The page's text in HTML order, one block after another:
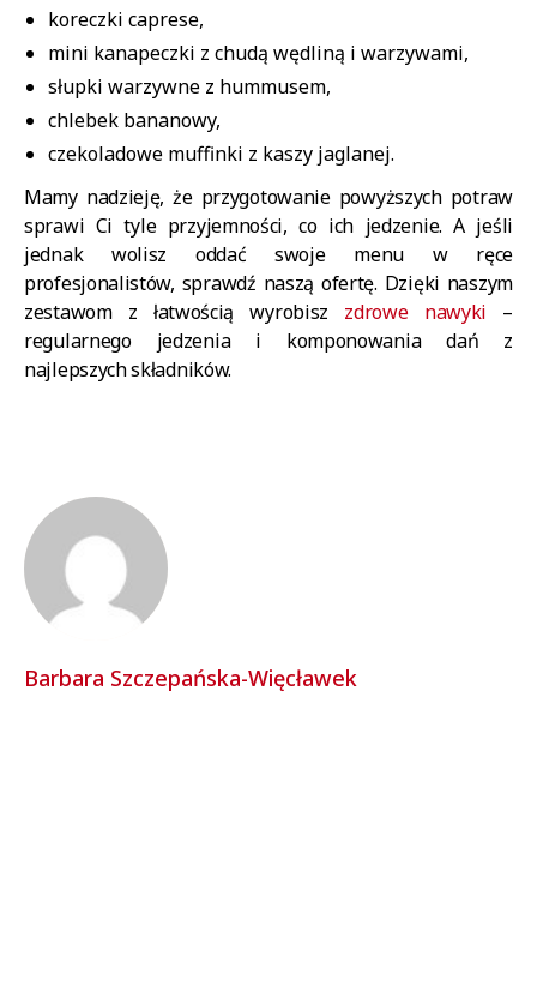
koreczki caprese,
mini kanapeczki z chudą wędliną i warzywami,
słupki warzywne z hummusem,
chlebek bananowy,
czekoladowe muffinki z kaszy jaglanej.
Mamy nadzieję, że przygotowanie powyższych potraw
sprawi Ci tyle przyjemności, co ich jedzenie. A jeśli
jednak wolisz oddać swoje menu w ręce
profesjonalistów, sprawdź naszą ofertę. Dzięki naszym
zestawom z łatwością wyrobisz
zdrowe nawyki –
regularnego jedzenia i komponowania dań z
najlepszych składników.
Barbara Szczepańska-Więcławek